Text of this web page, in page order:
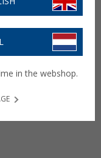
in the webshop.